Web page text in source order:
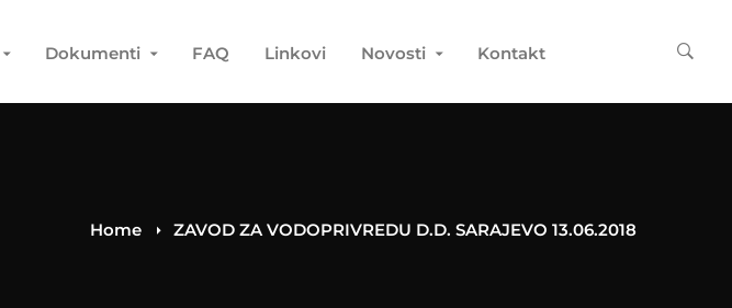
Dokumenti FAQ Linkovi Novosti Kontakt
Home ZAVOD ZA VODOPRIVREDU D.D. SARAJEVO 13.06.2018